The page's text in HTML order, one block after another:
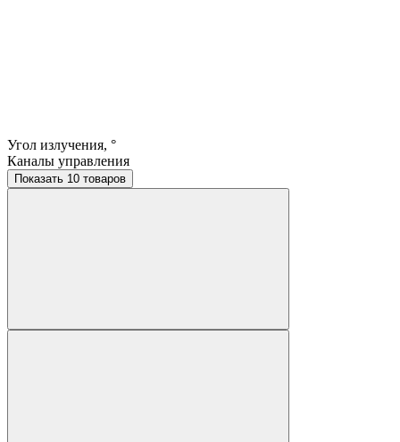
Угол излучения, °
Каналы управления
Показать 10 товаров